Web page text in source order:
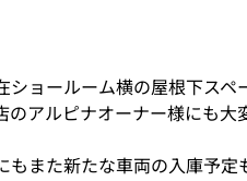
ショールーム横の屋根下ス
のアルピナオーナー様にも大
もまた新たな車両の入庫予定